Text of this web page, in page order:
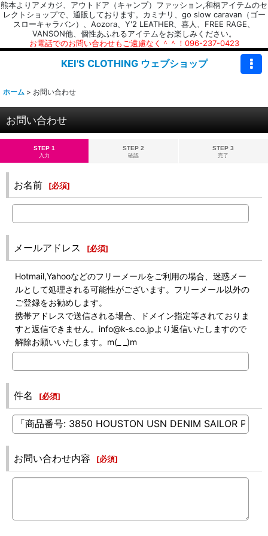
熊本よりアメカジ、アウトドア（キャンプ）ファッション,和柄アイテムのセ
レクトショップで、通販しております。カミナリ、go slow caravan（ゴー
スローキャラバン）、Aozora、Y'2 LEATHER、喜人、FREE RAGE、
VANSON他、個性あふれるアイテムをお楽しみください。
お電話でのお問い合わせもご遠慮なく＾＾！096-237-0423
KEI'S CLOTHING ウェブショップ
ホーム > お問い合わせ
お問い合わせ
STEP 1
入力
STEP 2
確認
STEP 3
完了
お名前 [必須]
メールアドレス [必須]
Hotmail,Yahooなどのフリーメールをご利用の場合、迷惑メー
ルとして処理される可能性がございます。フリーメール以外の
ご登録をお勧めします。
携帯アドレスで送信される場合、ドメイン指定等されておりま
すと返信できません。info@k-s.co.jpより返信いたしますので
解除お願いいたします。m(_ _)m
件名 [必須]
お問い合わせ内容 [必須]